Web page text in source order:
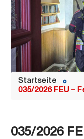
Startseite
035/2026 FEU –
035/2026